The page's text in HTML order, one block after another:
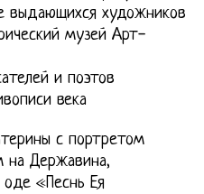
выдающихся художников
музей Арт-
и поэтов
века
с портретом
на Державина,
оде «Песнь Ея